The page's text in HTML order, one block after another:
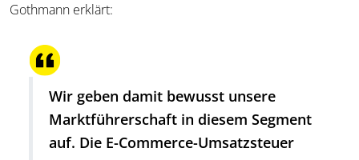
Gothmann erklärt:
Wir geben damit bewusst unsere
Marktführerschaft in diesem Segment
auf. Die E-Commerce-Umsatzsteuer